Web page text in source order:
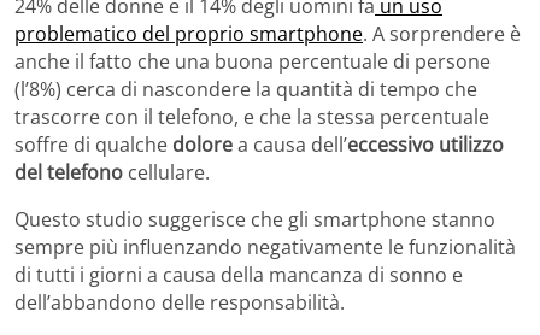
24% delle donne e il 14% degli uomini fa un uso
problematico del proprio smartphone. A sorprendere è
anche il fatto che una buona percentuale di persone
(l’8%) cerca di nascondere la quantità di tempo che
trascorre con il telefono, e che la stessa percentuale
soffre di qualche dolorea causa dell’eccessivo utilizzo
del telefono cellulare.
Questo studio suggerisce che gli smartphone stanno
sempre più influenzando negativamente le funzionalità
di tutti i giorni a causa della mancanza di sonno e
dell’abbandono delle responsabilità.